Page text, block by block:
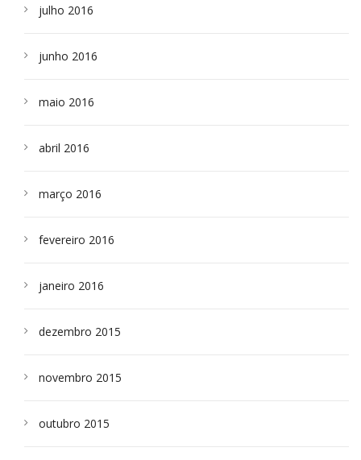
julho 2016
junho 2016
maio 2016
abril 2016
março 2016
fevereiro 2016
janeiro 2016
dezembro 2015
novembro 2015
outubro 2015